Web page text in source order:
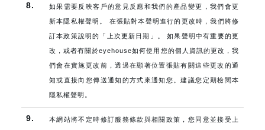
8. 如果需要反映客戶的意見反應和我們的產品變更，我們會更
新本隱私權聲明。 在張貼對本聲明進行的更改時，我們將修
訂本政策說明的「上次更新日期」。 如果聲明中有重要的更
改，或者有關於eyehouse如何使用您的個人資訊的更改，我
們會在實施更改前，透過在顯著位置張貼有關這些更改的通
知或直接向您傳送通知的方式來通知您。建議您定期檢閱本
隱私權聲明。
9. 本網站將不定時修訂服務條款與相關政策，您同意並接受上